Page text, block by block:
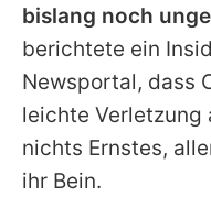
bislang noch
berichtete ein
Newsportal, dass
leichte Verletzung
nichts Ernstes,
ihr Bein.